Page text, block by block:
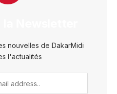
nouvelles de DakarMidi
l'actualités